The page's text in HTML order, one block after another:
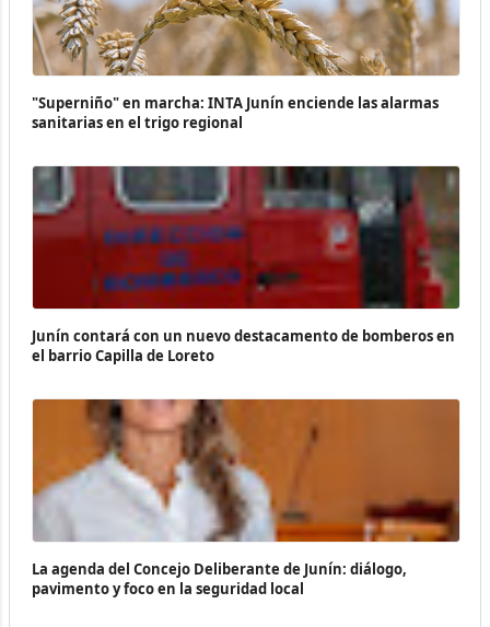
"Superniño" en marcha: INTA Junín enciende las alarmas
sanitarias en el trigo regional
Junín contará con un nuevo destacamento de bomberos en
el barrio Capilla de Loreto
La agenda del Concejo Deliberante de Junín: diálogo,
pavimento y foco en la seguridad local